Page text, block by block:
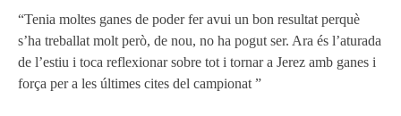
“Tenia moltes ganes de poder fer avui un bon resultat perquè
s’ha treballat molt però, de nou, no ha pogut ser. Ara és l’aturada
de l’estiu i toca reflexionar sobre tot i tornar a Jerez amb ganes i
força per a les últimes cites del campionat ”